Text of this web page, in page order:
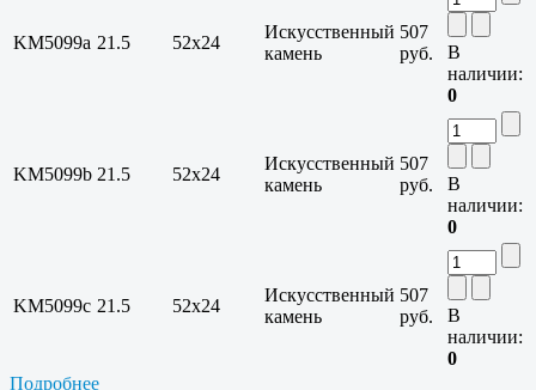
KM5099a 21.5 52x24
Искусственный
камень
507
руб.
В
наличии:
0
KM5099b 21.5 52x24
Искусственный
камень
507
руб.
В
наличии:
0
KM5099c 21.5 52x24
Искусственный
камень
507
руб.
В
наличии:
0
Подробнее